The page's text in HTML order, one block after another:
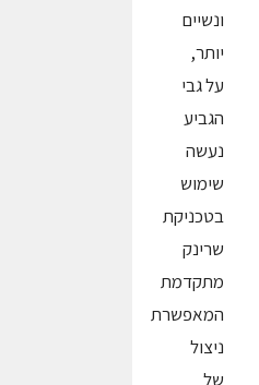
ונשיים
יותר,
על גבי
הגביע
נעשה
שימוש
בטכניקת
שרינק
מתקדמת
המאפשרת
ניצול
של